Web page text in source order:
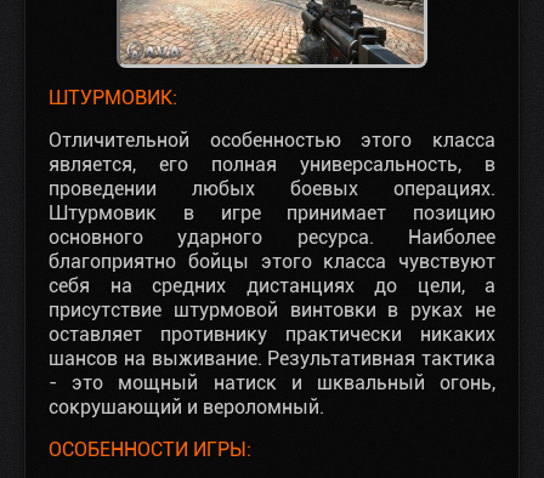
ШТУРМОВИК:
Отличительной особенностью этого класса
является, его полная универсальность, в
проведении любых боевых операциях.
Штурмовик в игре принимает позицию
основного ударного ресурса. Наиболее
благоприятно бойцы этого класса чувствуют
себя на средних дистанциях до цели, а
присутствие штурмовой винтовки в руках не
оставляет противнику практически никаких
шансов на выживание. Результативная тактика
- это мощный натиск и шквальный огонь,
сокрушающий и вероломный.
ОСОБЕННОСТИ ИГРЫ: